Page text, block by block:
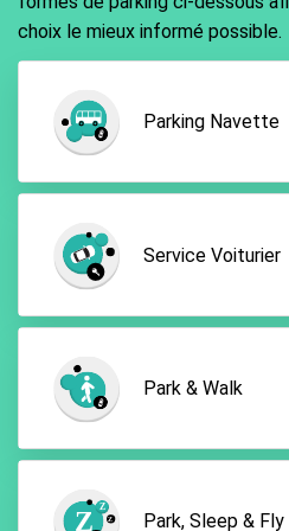
choix le mieux informé possible.
Parking Navette
Option simple et pas chère,
stationnement longue durée,
navetteincluse est très
particulier pour son rapport
imbattable. Garez-vous au
à l'aller comme au retour !
Service Voiturier
Envie de plus de confort?
voiturier
directement au terminal.
ensuite pris en charge par
qualifié, qui conduira votre
votre véhicule à un point de
Park & Walk
Avec le Park & Walk, optez
à distance de marche des
Park, Sleep & Fly